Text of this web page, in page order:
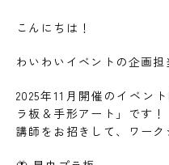
こんにちは！
わいわいイベントの企画担
2025年11月開催のイベン
ラ板＆手形アート」です！
講師をお招きして、ワー